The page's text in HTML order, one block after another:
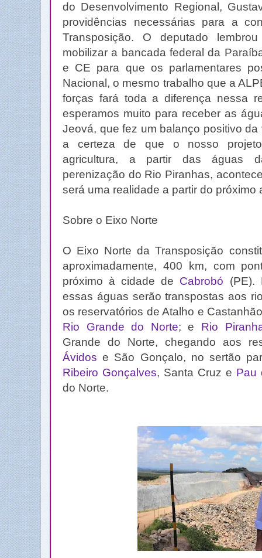
do Desenvolvimento Regional,
providências necessárias para a
Transposição. O deputado
mobilizar a bancada federal da
e CE para que os parlamentares
Nacional, o mesmo trabalho que a
forças fará toda a diferença nessa
esperamos muito para receber as
Jeová, que fez um balanço positivo da
a certeza de que o nosso
agricultura, a partir das águas
perenização do Rio Piranhas,
será uma realidade a partir do próximo
Sobre o Eixo Norte
O Eixo Norte da Transposição
aproximadamente, 400 km, com
próximo à cidade de Cabrobó (PE).
essas águas serão transpostas aos
os reservatórios de Atalho e
Rio Grande do Norte; e Rio
Grande do Norte, chegando aos
Ávidos e São Gonçalo, no sertão
Ribeiro Gonçalves, Santa Cruz e Pau
do Norte.